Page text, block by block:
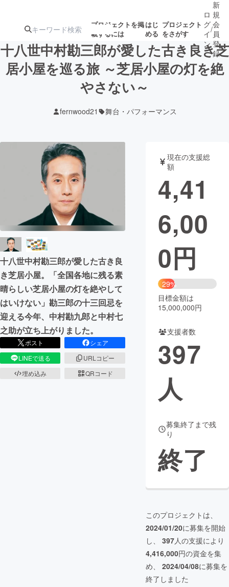
プロジェクトを掲
載するには
はじ
める
プロジェクト
をさがす
注目の新着プロ募集終了が近いプ
テクノロジー・ガジェット
映像・映画 書籍・雑誌
ビジネス・起業 チャレンジ
CAMPFIRE for Social Good
CAMPFIRE Creation
CAMPFIREふるさと納税 machi-ya コミュニティ
ロ
グ
イ
ン
/
新
規
会
員
登
録
十八世中村勘三郎が愛した古き良き芝
居小屋を巡る旅 ～芝居小屋の灯を絶
やさない～
fernwood21 舞台・パフォーマンス
十八世中村勘三郎が愛した古き良
き芝居小屋。「全国各地に残る素
晴らしい芝居小屋の灯を絶やして
はいけない」勘三郎の十三回忌を
迎える今年、中村勘九郎と中村七
之助が立ち上がりました。
ポスト
シェア
LINEで送る
URLコピー
埋め込み
QRコード
現在の支援総
額
4,41
6,00
0円
29%
目標金額は
15,000,000円
支援者数
397
人
募集終了まで残
り
終了
このプロジェクトは、
2024/01/20に募集を開始
し、 397人の支援により
4,416,000円の資金を集
め、 2024/04/08に募集を
終了しました